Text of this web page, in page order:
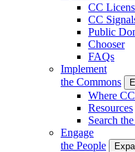
CC
CC
Public
Chooser
FAQs
Implement
the Commons
Where
Resources
Search
Engage
the People